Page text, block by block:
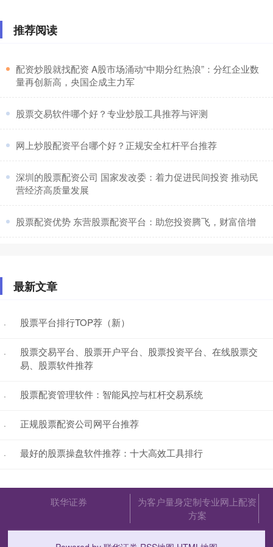
推荐阅读
​配资炒股就找配资 A股市场涌动“中期分红热浪”：分红企业数
量再创新高，央国企成主力军
​股票交易软件哪个好？专业炒股工具推荐与评测
​网上炒股配资平台哪个好？正规安全杠杆平台推荐
​深圳的股票配资公司 国家发改委：着力促进民间投资 推动民
营经济高质量发展
​股票配资优势 东营股票配资平台：助您投资腾飞，财富倍增
最新文章
· 股票平台排行TOP荐（新）
·
股票交易平台、股票开户平台、股票投资平台、在线股票交
易、股票软件推荐
· 股票配资管理软件：智能风控与杠杆交易系统
· 正规股票配资公司网平台推荐
· 最好的股票操盘软件推荐：十大高效工具排行
联华证券
为客户量身定制专业网上配资
方案